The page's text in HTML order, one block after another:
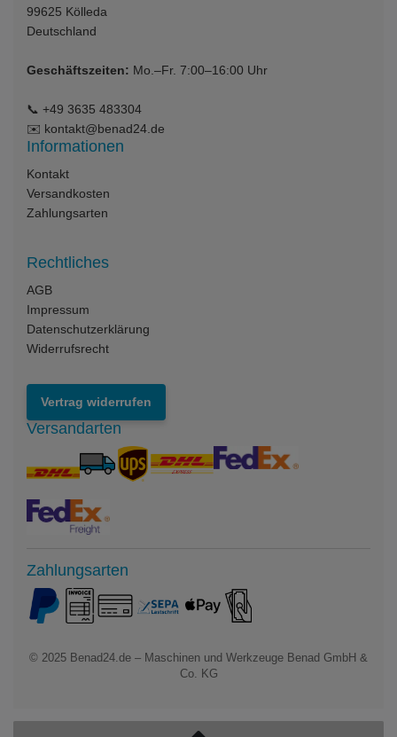
99625 Kölleda
Deutschland
Geschäftszeiten: Mo.–Fr. 7:00–16:00 Uhr
📞 +49 3635 483304
✉️ kontakt@benad24.de
Informationen
Kontakt
Versandkosten
Zahlungsarten
Rechtliches
AGB
Impressum
Datenschutzerklärung
Widerrufsrecht
Vertrag widerrufen
Versandarten
Zahlungsarten
© 2025 Benad24.de – Maschinen und Werkzeuge Benad GmbH &
Co. KG